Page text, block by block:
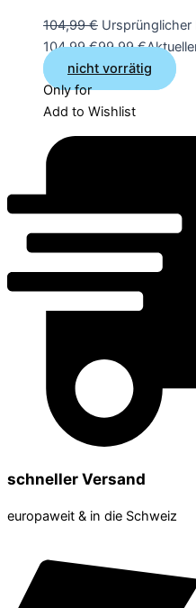
104,99€ Ursprünglicher
104,99 €99,99€
nicht vorrätig
Only for
Add to Wishlist
schneller Versand
europaweit & in die Schweiz